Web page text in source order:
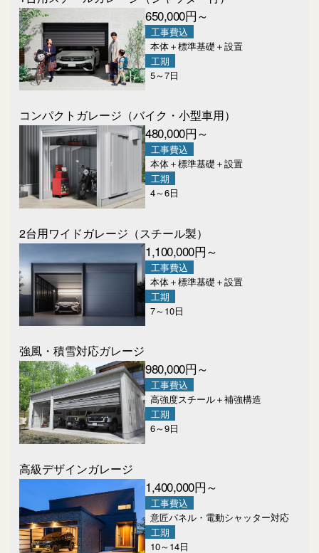
650,000円～
工事費込
本体＋標準基礎＋設置
工期
5～7日
コンパクトガレージ （バイク・小型車用）
480,000円～
工事費込
本体＋標準基礎＋設置
工期
4～6日
2台用ワイドガレージ （スチール製）
1,100,000円～
工事費込
本体＋標準基礎＋設置
工期
7～10日
強風・積雪対応ガレージ
980,000円～
工事費込
高強度スチール＋補強構造
工期
6～9日
高級デザインガレージ
1,400,000円～
工事費込
意匠パネル・電動シャッター対応
工期
10～14日